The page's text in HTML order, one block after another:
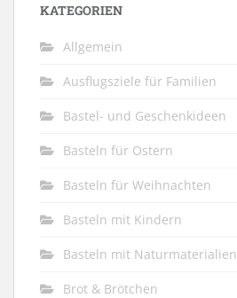
KATEGORIEN
Allgemein
Ausflugsziele für Familien
Bastel- und Geschenkideen
Basteln für Ostern
Basteln für Weihnachten
Basteln mit Kindern
Basteln mit Naturmaterialien
Brot & Brötchen